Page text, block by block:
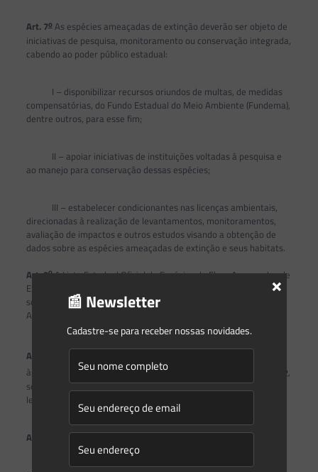
Art. 7oAs espécies ameaçadas de extinção deverão ser objeto de
iniciativas de pesquisa, monitoramento ou conservação integrada,
cabendo ao poder público estadual:
I – disponibilizar recursos oriundos de multas, de medidas
compensatórias, do Fundo Estadual do Meio Ambiente (Fundema),
dentre outros, para esse fim;
II – apoiar iniciativas de instituições voltadas à pesquisa e
ao manejo para conservação dessas espécies;
III – estabelecer condicionantes nas licenças ambientais,
direcionadas à realização de levantamentos, monitoramentos,
avaliação de impactos e outros estudos visando a obtenção de
dados sobre as espécies ameaçadas de extinção e seus habitats.
Art. 8oA Lista Estadual Oficial de Espécies da Flora Ameaçadas de
Extinção deverá ser revisada em prazo máximo de 10 (dez) anos,
sob a coordenação técnica do Instituto Estadual de Meio
Ambiente e Recursos Hídricos (Iema).
Art. 9
às penalidades previstas naLei no7.058, de 18 de janeiro de 2002,
sem prejuízo dos dispositivos previstos no Código Penal e demais
leis vigentes, com as penalidades nelas consideradas.
Art. 10. Este Decreto entra em vigor na data de sua publicação.
📰 Newsletter
Cadastre-se para receber nossas novidades.
×